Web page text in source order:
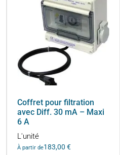
Coffret pour filtration
avec Diff. 30 mA – Maxi
6 A
L'unité
À partir de183,00 €